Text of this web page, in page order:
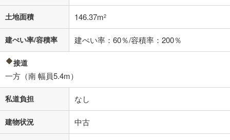
土地面積 146.37m2
建ぺい率/容積率 建ぺい率：60％/容積率：200％
接道
一方（南 幅員5.4m）
私道負担 なし
建物状況 中古